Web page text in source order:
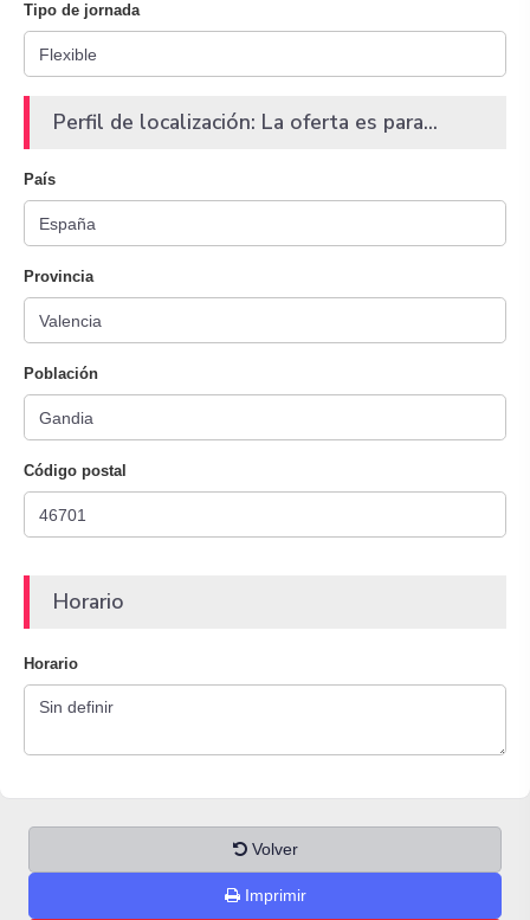
Tipo de jornada
Perfil de localización: La oferta es para...
País
Provincia
Población
Código postal
Horario
Horario
Volver
Imprimir